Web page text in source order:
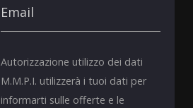
Autorizzazione utilizzo dei dati
M.M.P.I. utilizzerà i tuoi dati per
informarti sulle offerte e le